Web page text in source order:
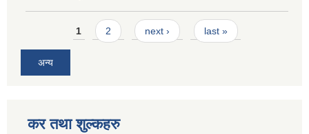
Pages1 2 next › last »
अन्य
कर तथा शुल्कहरु